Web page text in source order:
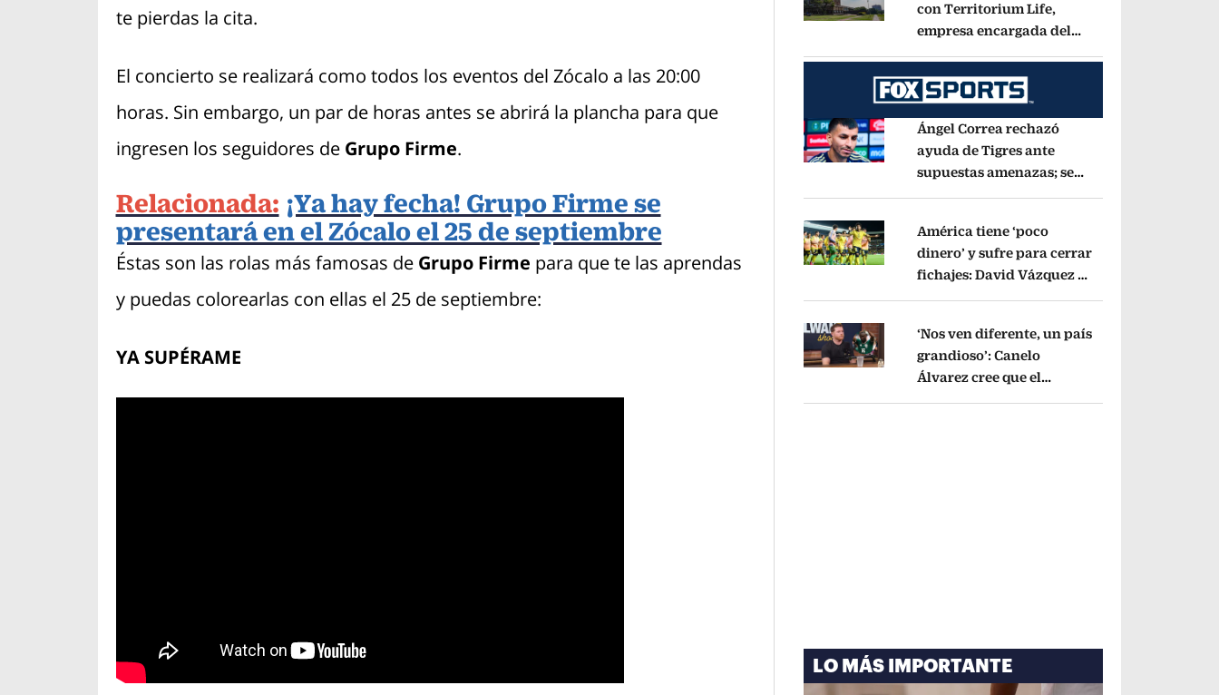
te pierdas la cita.
El concierto se realizará como todos los eventos del Zócalo a las 20:00
horas. Sin embargo, un par de horas antes se abrirá la plancha para que
ingresen los seguidores de Grupo Firme.
Relacionada: ¡Ya hay fecha! Grupo Firme se
presentará en el Zócalo el 25 de septiembre
Éstas son las rolas más famosas de Grupo Firme para que te las aprendas
y puedas colorearlas con ellas el 25 de septiembre:
YA SUPÉRAME
Opens in new window
con Territorium Life,
empresa encargada del
Opens in new window
Ángel Correa rechazó
ayuda de Tigres ante
supuestas amenazas; se
Opens in new window
América tiene ‘poco
dinero’ y sufre para cerrar
fichajes: David Vázquez se
Opens in new window
‘Nos ven diferente, un país
grandioso’: Canelo
Álvarez cree que el
LO MÁS IMPORTANTE